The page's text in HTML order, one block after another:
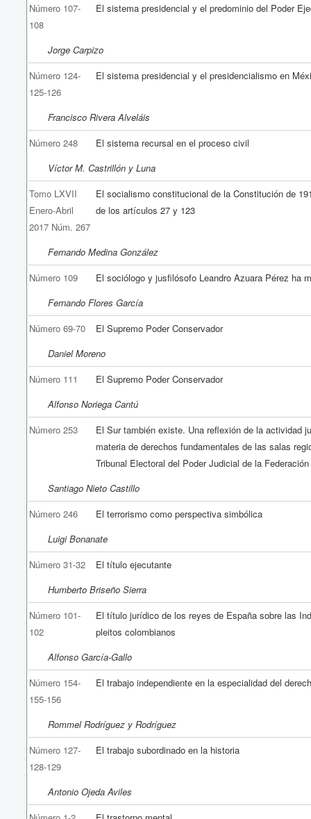
Número 107-
108
El sistema presidencial y el predominio del Poder
Jorge Carpizo
Número 124-
125-126
El sistema presidencial y el presidencialismo en
Francisco Rivera Alveláis
Número 248
El sistema recursal en el proceso civil
Víctor M. Castrillón y Luna
Tomo LXVII
Enero-Abril
2017 Núm. 267
El socialismo constitucional de la Constitución de
de los artículos 27 y 123
Fernando Medina González
Número 109
El sociólogo y jusfilósofo Leandro Azuara Pérez ha
Fernando Flores García
Número 69-70
El Supremo Poder Conservador
Daniel Moreno
Número 111
El Supremo Poder Conservador
Alfonso Noriega Cantú
Número 253
El Sur también existe. Una reflexión de la actividad
materia de derechos fundamentales de las salas
Tribunal Electoral del Poder Judicial de la Federación
Santiago Nieto Castillo
Número 246
El terrorismo como perspectiva simbólica
Luigi Bonanate
Número 31-32
El título ejecutante
Humberto Briseño Sierra
Número 101-
102
El título jurídico de los reyes de España sobre las
pleitos colombianos
Alfonso García-Gallo
Número 154-
155-156
El trabajo independiente en la especialidad del
Rommel Rodríguez y Rodríguez
Número 127-
128-129
El trabajo subordinado en la historia
Antonio Ojeda Aviles